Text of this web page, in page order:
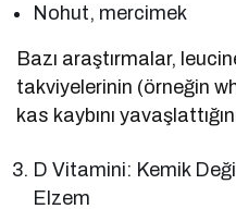
Nohut, mercimek
Bazı araştırmalar,
takviyelerinin (örneğin
kas kaybını
D Vitamini: Kemik
Elzem